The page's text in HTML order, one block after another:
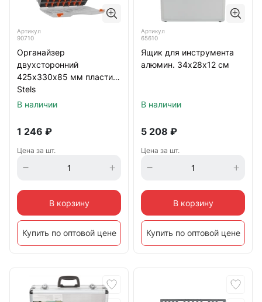
Артикул
90710
Органайзер
двухсторонний
425х330х85 мм пластик
Stels
В наличии
1 246 ₽
Цена за шт.
В корзину
Купить по оптовой цене
Артикул
65610
Ящик для инструмента
алюмин. 34х28х12 см
В наличии
5 208 ₽
Цена за шт.
В корзину
Купить по оптовой цене